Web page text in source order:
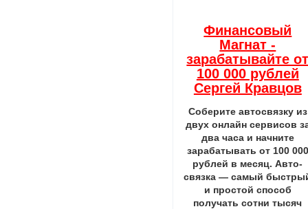
Финансовый
Магнат -
зарабатывайте
100 000 рублей
Сергей Кравцов
Соберите автосвязку из
двух онлайн сервисов
два часа и начните
зарабатывать от 100 000
рублей в месяц. Авто-
связка — самый
и простой способ
получать сотни тысяч